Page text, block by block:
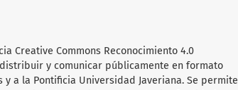
Creative Commons Reconocimiento 4.0
y comunicar públicamente en formato
a la Pontificia Universidad Javeriana. Se permite